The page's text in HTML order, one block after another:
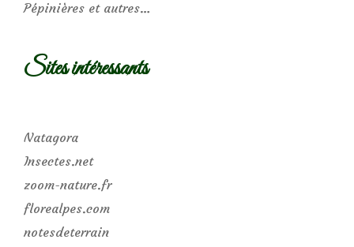
Pépinières et autres…
Sites intéressants
Natagora
Insectes.net
zoom-nature.fr
florealpes.com
notesdeterrain